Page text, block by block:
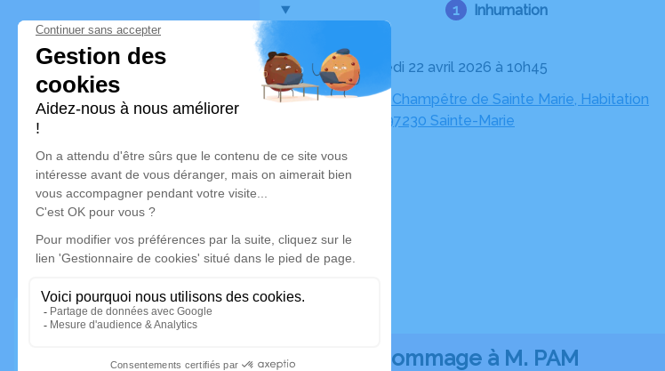
Inhumation
Le mercredi 22 avril 2026 à 10h45
Cimetière Champêtre de Sainte Marie, Habitation
Lassalle, 97230 Sainte-Marie
Rendez hommage à M. PAM